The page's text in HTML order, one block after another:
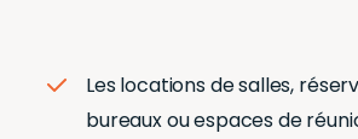
Les locations de salles,
bureauxouespaces de